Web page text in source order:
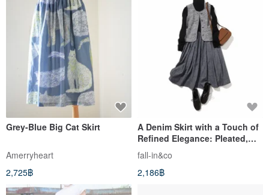
Grey-Blue Big Cat Skirt
Amerryheart
2,725฿
A Denim Skirt with a Touch of
Refined Elegance: Pleated,
Long Skirt 221201-1
fall-in&co
2,186฿